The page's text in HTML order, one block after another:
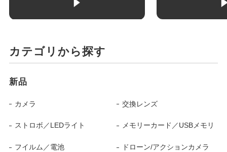
カテゴリから探す
新品
カメラ 交換レンズ
ストロボ／LEDライト メモリーカード／USBメモリ
フイルム／電池 ドローン/アクションカメラ